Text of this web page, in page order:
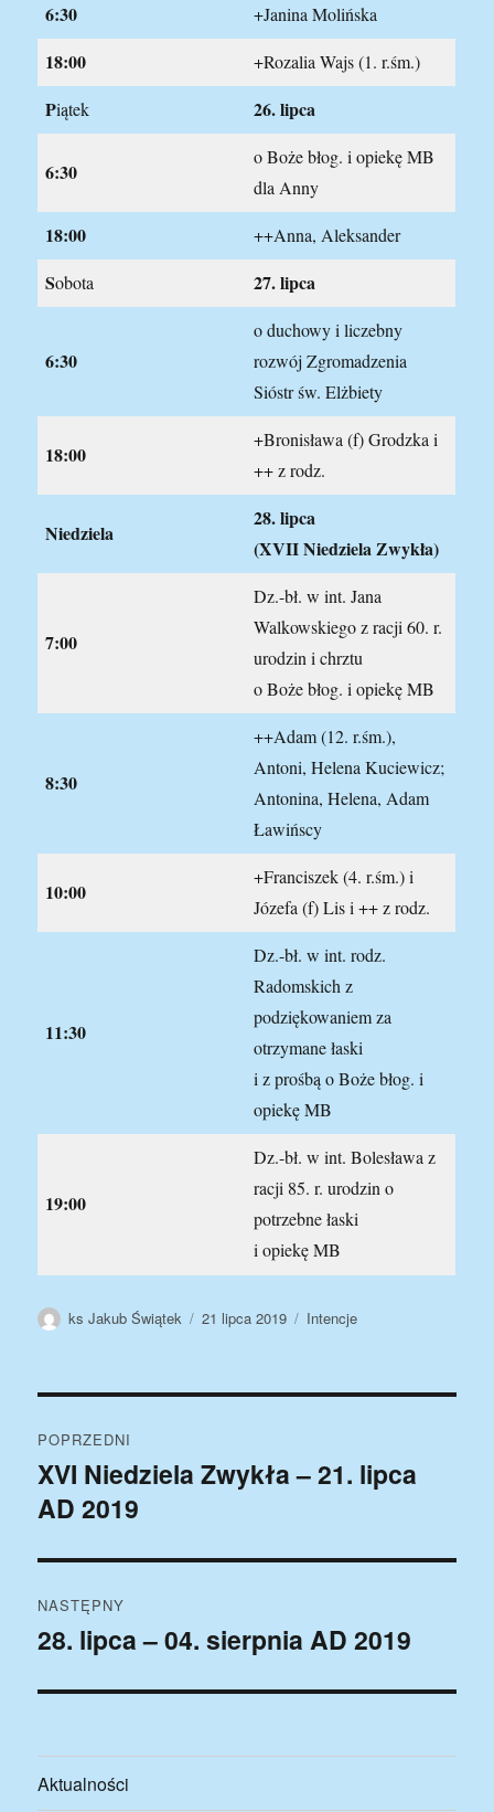
6:30
+Janina Molińska
18:00 +Rozalia Wajs (1. r.śm.)
Piątek 26. lipca
6:30
o Boże błog. i opiekę MB
dla Anny
18:00 ++Anna, Aleksander
Sobota 27. lipca
6:30
o duchowy i liczebny
rozwój Zgromadzenia
Sióstr św. Elżbiety
18:00
+Bronisława (f) Grodzka i
++ z rodz.
Niedziela
28. lipca
(XVII Niedziela Zwykła)
7:00
Dz.-bł. w int. Jana
Walkowskiego z racji 60. r.
urodzin i chrztu
o Boże błog. i opiekę MB
8:30
++Adam (12. r.śm.),
Antoni, Helena Kuciewicz;
Antonina, Helena, Adam
Ławińscy
10:00
+Franciszek (4. r.śm.) i
Józefa (f) Lis i ++ z rodz.
11:30
Dz.-bł. w int. rodz.
Radomskich z
podziękowaniem za
otrzymane łaski
i z prośbą o Boże błog. i
opiekę MB
19:00
Dz.-bł. w int. Bolesława z
racji 85. r. urodzin o
potrzebne łaski
i opiekę MB
Autor
ks Jakub Świątek
Data
21 lipca 2019 Kategorie
Intencje
wpisu
POPRZEDNI
Poprzedni
wpis:
XVI Niedziela Zwykła – 21. lipca
AD 2019
NASTĘPNY
Następny
28. lipca – 04. sierpnia AD 2019
Aktualności